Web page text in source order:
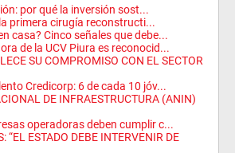
por qué la inversión sost...
primera cirugía reconstructi...
casa? Cinco señales que debe...
de la UCV Piura es reconocid...
SU COMPROMISO CON EL SECTOR
Credicorp: 6 de cada 10 jóv...
DE INFRAESTRUCTURA (ANIN)
operadoras deben cumplir c...
“EL ESTADO DEBE INTERVENIR DE